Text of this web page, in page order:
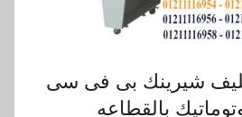
شيرينك بى فى سى
بالقطاعه